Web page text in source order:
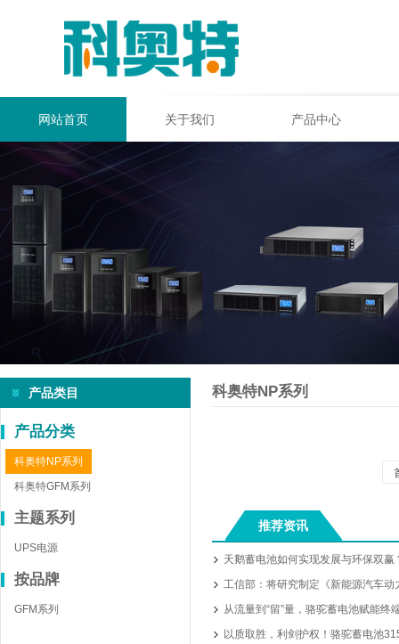
网站首页 关于我们 产品中心
产品类目
产品分类
科奥特NP系列
科奥特GFM系列
主题系列
UPS电源
按品牌
GFM系列
科奥特NP系列
推荐资讯
天鹅蓄电池如何实现发展与环保双赢
工信部：将研究制定《新能源汽车动
从流量到“留”量，骆驼蓄电池赋能终
以质取胜，利剑护权！骆驼蓄电池